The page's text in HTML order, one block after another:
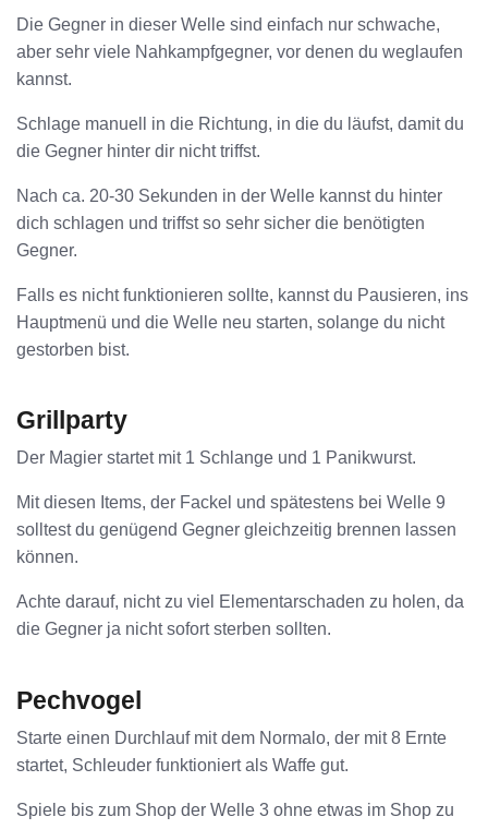
Die Gegner in dieser Welle sind einfach nur schwache,
aber sehr viele Nahkampfgegner, vor denen du weglaufen
kannst.
Schlage manuell in die Richtung, in die du läufst, damit du
die Gegner hinter dir nicht triffst.
Nach ca. 20-30 Sekunden in der Welle kannst du hinter
dich schlagen und triffst so sehr sicher die benötigten
Gegner.
Falls es nicht funktionieren sollte, kannst du Pausieren, ins
Hauptmenü und die Welle neu starten, solange du nicht
gestorben bist.
Grillparty
Der Magier startet mit 1 Schlange und 1 Panikwurst.
Mit diesen Items, der Fackel und spätestens bei Welle 9
solltest du genügend Gegner gleichzeitig brennen lassen
können.
Achte darauf, nicht zu viel Elementarschaden zu holen, da
die Gegner ja nicht sofort sterben sollten.
Pechvogel
Starte einen Durchlauf mit dem Normalo, der mit 8 Ernte
startet, Schleuder funktioniert als Waffe gut.
Spiele bis zum Shop der Welle 3 ohne etwas im Shop zu